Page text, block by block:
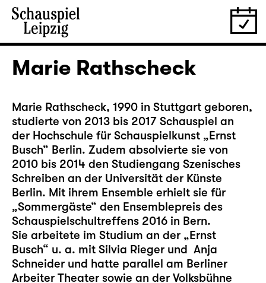
Marie Rathscheck
Marie Rathscheck, 1990 in Stuttgart geboren,
studierte von 2013 bis 2017 Schauspiel an
der Hochschule für Schauspielkunst „Ernst
Busch“ Berlin. Zudem absolvierte sie von
2010 bis 2014 den Studiengang Szenisches
Schreiben an der Universität der Künste
Berlin. Mit ihrem Ensemble erhielt sie für
„Sommergäste“ den Ensemblepreis des
Schauspielschultreffens 2016 in Bern.
Sie arbeitete im Studium an der „Ernst
Busch“ u. a. mit Silvia Rieger und Anja
Schneider und hatte parallel am Berliner
Arbeiter Theater sowie an der Volksbühne